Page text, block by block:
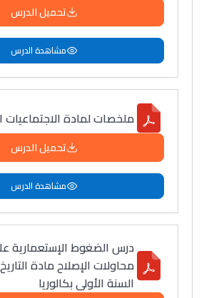
تحميل الدرس
مشاهدة الدرس
ملخصات لمادة الاجتماعيات
تحميل الدرس
مشاهدة الدرس
درس الضغوط الإستعمارية
محاولات الإصلاح مادة
السنة الأولى بكالوريا